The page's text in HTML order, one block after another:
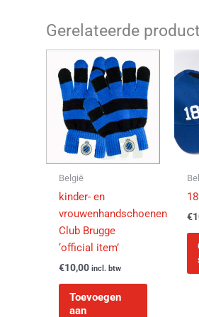
Gerelateerde
België
kinder- en
vrouwenhandschoenen
Club Brugge
‘official item’
€10,00 incl. btw
Toevoegen
aan
€